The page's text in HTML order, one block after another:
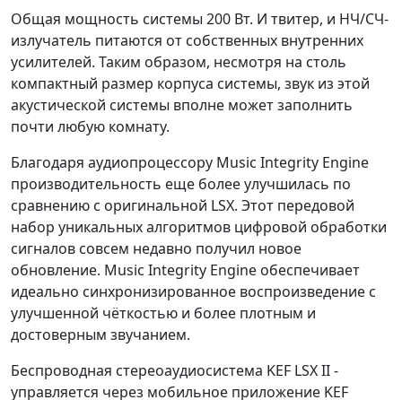
Общая мощность системы 200 Вт. И твитер, и НЧ/СЧ-
излучатель питаются от собственных внутренних
усилителей. Таким образом, несмотря на столь
компактный размер корпуса системы, звук из этой
акустической системы вполне может заполнить
почти любую комнату.
Благодаря аудиопроцессору Music Integrity Engine
производительность еще более улучшилась по
сравнению с оригинальной LSX. Этот передовой
набор уникальных алгоритмов цифровой обработки
сигналов совсем недавно получил новое
обновление. Music Integrity Engine обеспечивает
идеально синхронизированное воспроизведение с
улучшенной чёткостью и более плотным и
достоверным звучанием.
Беспроводная стереоаудиосистема KEF LSX II -
управляется через мобильное приложение KEF